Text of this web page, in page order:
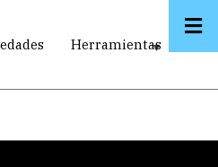
Herramientas